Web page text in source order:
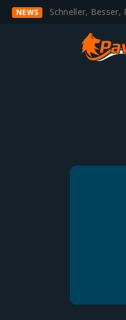
NEWS Schneller, Besser,